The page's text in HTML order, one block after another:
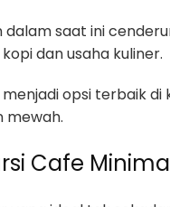
dalam saat ini
dan usaha kuliner.
opsi terbaik
mewah.
Cafe